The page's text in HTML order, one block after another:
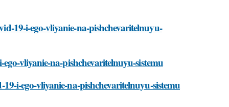
19-i-ego-vliyanie-na-pishchevaritelnuyu-
vliyanie-na-pishchevaritelnuyu-sistemu
i-ego-vliyanie-na-pishchevaritelnuyu-sistemu